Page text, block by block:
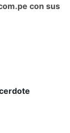
con sus